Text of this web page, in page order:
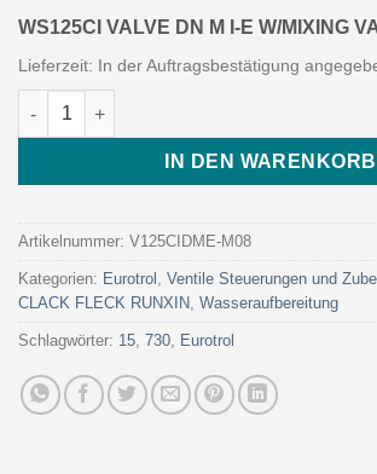
WS125CI VALVE DN M I-E W/MIXING
Lieferzeit: In der Auftragsbestätigung
WS125CI VALVE DN M I-E W/MIXING
IN DEN WARENKORB
Artikelnummer: V125CIDME-M08
Kategorien: Eurotrol , Ventile Steuerungen und
CLACK FLECK RUNXIN, Wasseraufbereitung
Schlagwörter: 15, 730, Eurotrol